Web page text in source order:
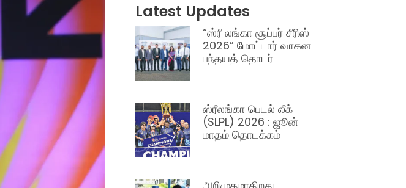
Latest Updates
“ஸ்ரீ லங்கா சூப்பர் சீரிஸ்
2026” மோட்டார் வாகன
பந்தயத் தொடர்
ஸ்ரீலங்கா பெடல் லீக்
(SLPL) 2026 : ஜூன்
மாதம் தொடக்கம்